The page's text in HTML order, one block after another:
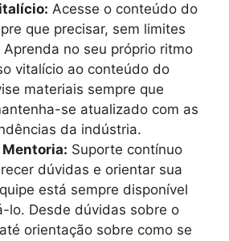
Acesse o conteúdo do
que precisar, sem limites
no seu próprio ritmo
vitalício ao conteúdo do
materiais sempre que
se atualizado com as
da indústria.
Suporte contínuo
dúvidas e orientar sua
está sempre disponível
lo. Desde dúvidas sobre o
orientação sobre como se